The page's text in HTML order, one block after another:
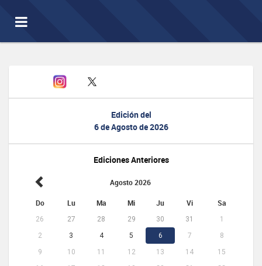
Toggle
navigation
Edición del
6 de Agosto de 2026
Ediciones Anteriores
Agosto 2026
Do Lu Ma Mi Ju Vi Sa
26 27 28 29 30 31
1
2
3 4 5 6 7
8
9
10 11 12 13 14
15